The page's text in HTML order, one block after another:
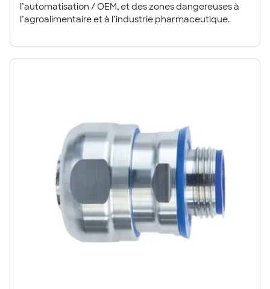
l’automatisation / OEM, et des zones dangereuses à
l’agroalimentaire et à l’industrie pharmaceutique.